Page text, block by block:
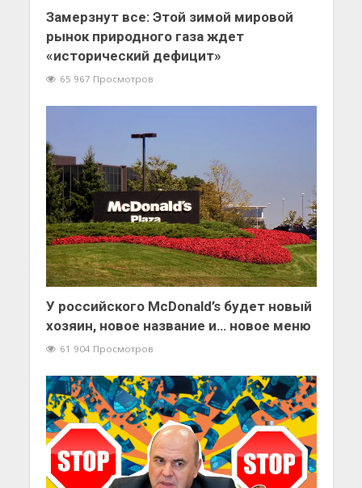
Замерзнут все: Этой зимой мировой
рынок природного газа ждет
«исторический дефицит»
65 967 Просмотров
У российского McDonald’s будет новый
хозяин, новое название и… новое меню
61 904 Просмотров